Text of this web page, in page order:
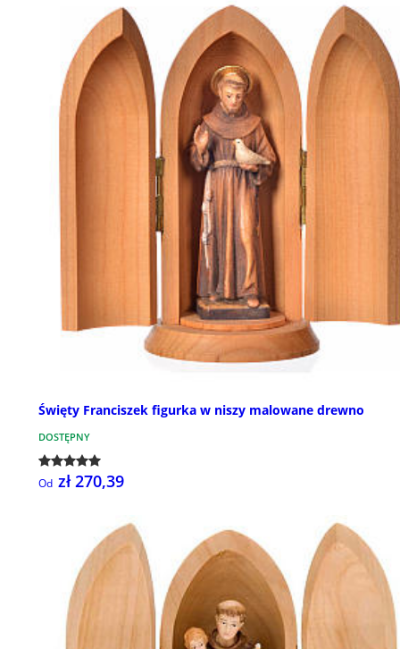
Święty Franciszek figurka w niszy malowane drewno
DOSTĘPNY
Od zł 270,39